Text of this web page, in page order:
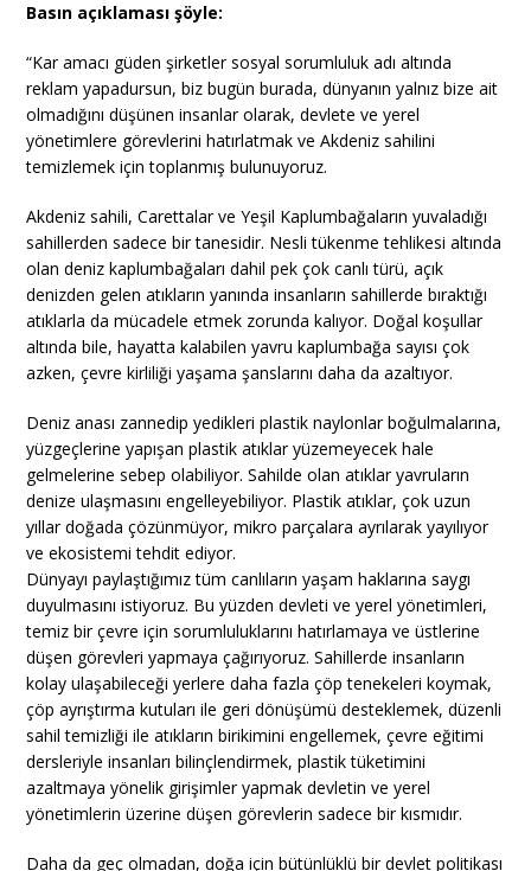
Basın açıklaması şöyle:
“Kar amacı güden şirketler sosyal sorumluluk adı altında
reklam yapadursun, biz bugün burada, dünyanın yalnız bize ait
olmadığını düşünen insanlar olarak, devlete ve yerel
yönetimlere görevlerini hatırlatmak ve Akdeniz sahilini
temizlemek için toplanmış bulunuyoruz.
Akdeniz sahili, Carettalar ve Yeşil Kaplumbağaların yuvaladığı
sahillerden sadece bir tanesidir. Nesli tükenme tehlikesi altında
olan deniz kaplumbağaları dahil pek çok canlı türü, açık
denizden gelen atıkların yanında insanların sahillerde bıraktığı
atıklarla da mücadele etmek zorunda kalıyor. Doğal koşullar
altında bile, hayatta kalabilen yavru kaplumbağa sayısı çok
azken, çevre kirliliği yaşama şanslarını daha da azaltıyor.
Deniz anası zannedip yedikleri plastik naylonlar boğulmalarına,
yüzgeçlerine yapışan plastik atıklar yüzemeyecek hale
gelmelerine sebep olabiliyor. Sahilde olan atıklar yavruların
denize ulaşmasını engelleyebiliyor. Plastik atıklar, çok uzun
yıllar doğada çözünmüyor, mikro parçalara ayrılarak yayılıyor
ve ekosistemi tehdit ediyor.
Dünyayı paylaştığımız tüm canlıların yaşam haklarına saygı
duyulmasını istiyoruz. Bu yüzden devleti ve yerel yönetimleri,
temiz bir çevre için sorumluluklarını hatırlamaya ve üstlerine
düşen görevleri yapmaya çağırıyoruz. Sahillerde insanların
kolay ulaşabileceği yerlere daha fazla çöp tenekeleri koymak,
çöp ayrıştırma kutuları ile geri dönüşümü desteklemek, düzenli
sahil temizliği ile atıkların birikimini engellemek, çevre eğitimi
dersleriyle insanları bilinçlendirmek, plastik tüketimini
azaltmaya yönelik girişimler yapmak devletin ve yerel
yönetimlerin üzerine düşen görevlerin sadece bir kısmıdır.
Daha da geç olmadan, doğa için bütünlüklü bir devlet politikası